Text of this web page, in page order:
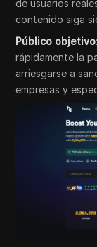
de usuarios
contenido siga
Público objetivo
rápidamente la
arriesgarse a
empresas y